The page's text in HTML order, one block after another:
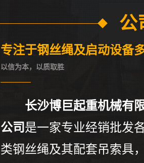
公
专注于钢丝绳及启动设备
以信为本，以质取胜
长沙博巨起重机械有
公司是一家专业经销批发
类钢丝绳及其配套吊索具